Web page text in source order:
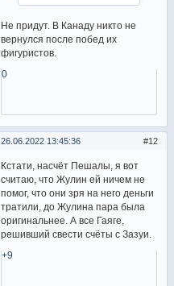
Не придут. В Канаду никто не
вернулся после побед их
фигуристов.
0
12
26.06.2022 13:45:36
Кстати, насчёт Пешалы, я вот
считаю, что Жулин ей ничем не
помог, что они зря на него деньги
тратили, до Жулина пара была
оригинальнее. А все Гаяге,
решивший свести счёты с Зазуи.
+9